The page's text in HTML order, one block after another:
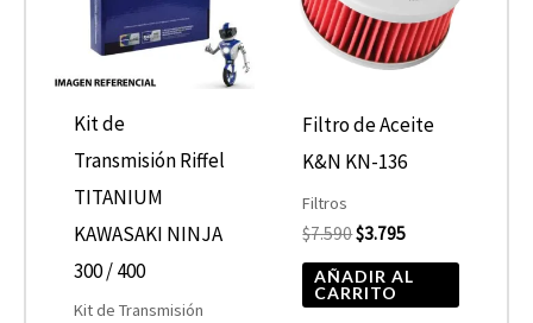
Kit de
Transmisión Riffel
TITANIUM
KAWASAKI NINJA
300 / 400
Kit de Transmisión
Filtro de Aceite
K&N KN-136
Filtros
$7.590$3.795
AÑADIR AL
CARRITO